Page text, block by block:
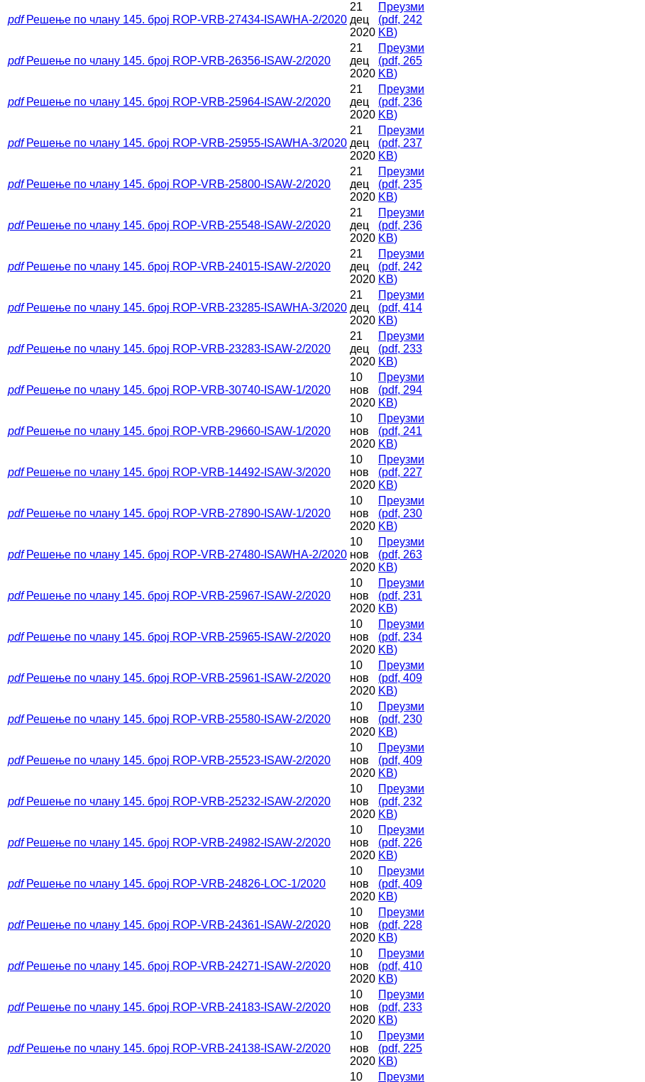
pdf Решење по члану 145. број ROP-VRB-27434-ISAWHA-2/2020
21
дец
2020
Преузми
(pdf, 242
KB)
pdf Решење по члану 145. број ROP-VRB-26356-ISAW-2/2020
21
дец
2020
Преузми
(pdf, 265
KB)
pdf Решење по члану 145. број ROP-VRB-25964-ISAW-2/2020
21
дец
2020
Преузми
(pdf, 236
KB)
pdf Решење по члану 145. број ROP-VRB-25955-ISAWНА-3/2020
21
дец
2020
Преузми
(pdf, 237
KB)
pdf Решење по члану 145. број ROP-VRB-25800-ISAW-2/2020
21
дец
2020
Преузми
(pdf, 235
KB)
pdf Решење по члану 145. број ROP-VRB-25548-ISAW-2/2020
21
дец
2020
Преузми
(pdf, 236
KB)
pdf Решење по члану 145. број ROP-VRB-24015-ISAW-2/2020
21
дец
2020
Преузми
(pdf, 242
KB)
pdf Решење по члану 145. број ROP-VRB-23285-ISAWHA-3/2020
21
дец
2020
Преузми
(pdf, 414
KB)
pdf Решење по члану 145. број ROP-VRB-23283-ISAW-2/2020
21
дец
2020
Преузми
(pdf, 233
KB)
pdf Решење по члану 145. број ROP-VRB-30740-ISAW-1/2020
10
нов
2020
Преузми
(pdf, 294
KB)
pdf Решење по члану 145. број ROP-VRB-29660-ISAW-1/2020
10
нов
2020
Преузми
(pdf, 241
KB)
pdf Решење по члану 145. број ROP-VRB-14492-ISAW-3/2020
10
нов
2020
Преузми
(pdf, 227
KB)
pdf Решење по члану 145. број ROP-VRB-27890-ISAW-1/2020
10
нов
2020
Преузми
(pdf, 230
KB)
pdf Решење по члану 145. број ROP-VRB-27480-ISAWHA-2/2020
10
нов
2020
Преузми
(pdf, 263
KB)
pdf Решење по члану 145. број ROP-VRB-25967-ISAW-2/2020
10
нов
2020
Преузми
(pdf, 231
KB)
pdf Решење по члану 145. број ROP-VRB-25965-ISAW-2/2020
10
нов
2020
Преузми
(pdf, 234
KB)
pdf Решење по члану 145. број ROP-VRB-25961-ISAW-2/2020
10
нов
2020
Преузми
(pdf, 409
KB)
pdf Решење по члану 145. број ROP-VRB-25580-ISAW-2/2020
10
нов
2020
Преузми
(pdf, 230
KB)
pdf Решење по члану 145. број ROP-VRB-25523-ISAW-2/2020
10
нов
2020
Преузми
(pdf, 409
KB)
pdf Решење по члану 145. број ROP-VRB-25232-ISAW-2/2020
10
нов
2020
Преузми
(pdf, 232
KB)
pdf Решење по члану 145. број ROP-VRB-24982-ISAW-2/2020
10
нов
2020
Преузми
(pdf, 226
KB)
pdf Решење по члану 145. број ROP-VRB-24826-LOC-1/2020
10
нов
2020
Преузми
(pdf, 409
KB)
pdf Решење по члану 145. број ROP-VRB-24361-ISAW-2/2020
10
нов
2020
Преузми
(pdf, 228
KB)
pdf Решење по члану 145. број ROP-VRB-24271-ISAW-2/2020
10
нов
2020
Преузми
(pdf, 410
KB)
pdf Решење по члану 145. број ROP-VRB-24183-ISAW-2/2020
10
нов
2020
Преузми
(pdf, 233
KB)
pdf Решење по члану 145. број ROP-VRB-24138-ISAW-2/2020
10
нов
2020
Преузми
(pdf, 225
KB)
10
Преузми